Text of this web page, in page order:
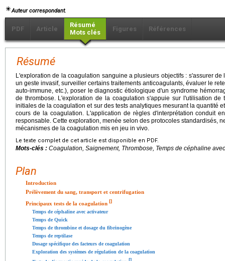
Auteur correspondant.
PDF Article
Résumé
Mots clés
Figures Références
Résumé
L'exploration de la coagulation sanguine a plusieurs objectifs : s'assurer
un geste invasif, surveiller certains traitements anticoagulants, évaluer le
auto-immune, etc.), poser le diagnostic étiologique d'un syndrome
de thrombose. L'exploration de la coagulation s'appuie sur l'utilisation de
initiales de la coagulation et sur des tests analytiques mesurant la quantité
cours de la coagulation. L'application de règles d'interprétation conduit
responsable. Cette exploration, menée selon des protocoles standardisés,
mécanismes de la coagulation mis en jeu in vivo.
Le texte complet de cet article est disponible en PDF.
Mots-clés : Coagulation, Saignement, Thrombose, Temps de céphaline
Plan
Introduction
Prélèvement du sang, transport et centrifugation
Principaux tests de la coagulation []
Temps de céphaline avec activateur
Temps de Quick
Temps de thrombine et dosage du fibrinogène
Temps de reptilase
Dosage spécifique des facteurs de coagulation
Exploration des systèmes de régulation de la coagulation
[]